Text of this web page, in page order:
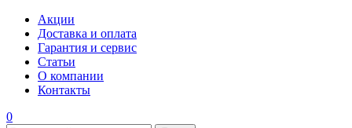
Акции
Доставка и оплата
Гарантия и сервис
Статьи
О компании
Контакты
0